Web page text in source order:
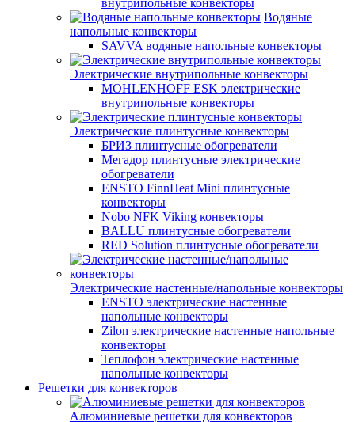
внутрипольные конвекторы
Водяные
напольные конвекторы
SAVVA водяные напольные конвекторы
Электрические внутрипольные конвекторы
MOHLENHOFF ESK электрические
внутрипольные конвекторы
Электрические плинтусные конвекторы
БРИЗ плинтусные обогреватели
Мегадор плинтусные электрические
обогреватели
ENSTO FinnHeat Mini плинтусные
конвекторы
Nobo NFK Viking конвекторы
BALLU плинтусные обогреватели
RED Solution плинтусные обогреватели
Электрические настенные/напольные конвекторы
ENSTO электрические настенные
напольные конвекторы
Zilon электрические настенные напольные
конвекторы
Теплофон электрические настенные
напольные конвекторы
Решетки для конвекторов
Алюминиевые решетки для конвекторов